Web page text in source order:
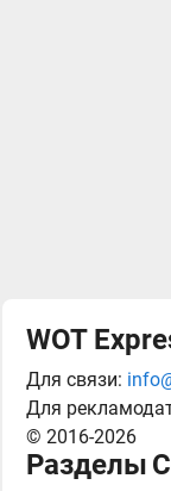
WOT
Для связи:
Для
© 2016-2026
Разделы